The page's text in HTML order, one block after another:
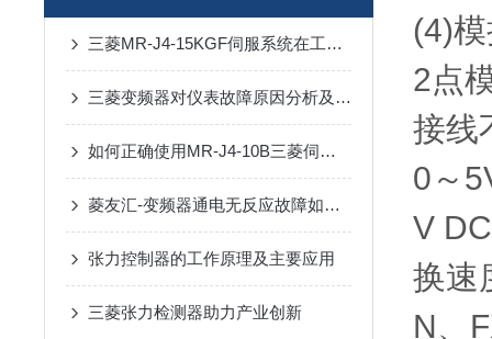
三菱MR-J4-15KGF伺服系统在工业自动化中的应用与价值
三菱变频器对仪表故障原因分析及解决措施
如何正确使用MR-J4-10B三菱伺服电机？
菱友汇-变频器通电无反应故障如何检查维修？？
张力控制器的工作原理及主要应用
三菱张力检测器助力产业创新
(4)
2点
接线
0～
V
换速
N、